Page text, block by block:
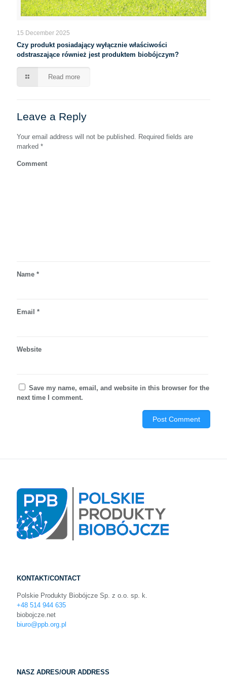
15 December 2025
Czy produkt posiadający wyłącznie właściwości
odstraszające również jest produktem biobójczym?
Read more
Leave a Reply
Your email address will not be published. Required fields are
marked *
Comment
Name *
Email *
Website
Save my name, email, and website in this browser for the
next time I comment.
KONTAKT/CONTACT
Polskie Produkty Biobójcze Sp. z o.o. sp. k.
+48 514 944 635
biobojcze.net
biuro@ppb.org.pl
NASZ ADRES/OUR ADDRESS